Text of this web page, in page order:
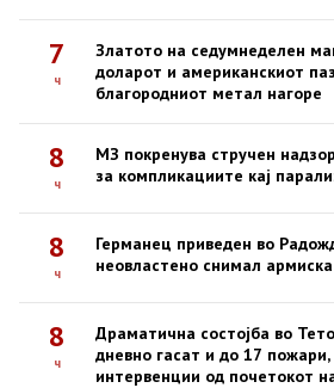
7
ч
Златото на седумнеделен
доларот и американскиот
благородниот метал нагоре
8
ч
МЗ покренува стручен
за компликациите кај
8
ч
Германец приведен во
неовластено снимал
8
ч
Драматична состојба во
дневно гасат и до 17
интервенции од почетокот